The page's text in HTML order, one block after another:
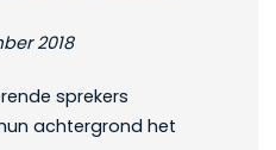
2018
sprekers
achtergrond het